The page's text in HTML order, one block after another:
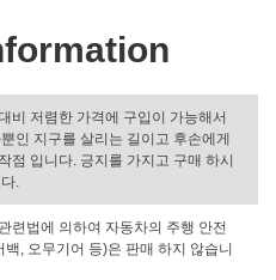
비 저렴한 가격에 구입이 가능해서
인 지구를 살리는 길이고 후손에게
점 입니다. 긍지를 가지고 구매 하시
.
련법에 의하여 자동차의 주행 안전
, 오무기어 등)은 판매 하지 않습니